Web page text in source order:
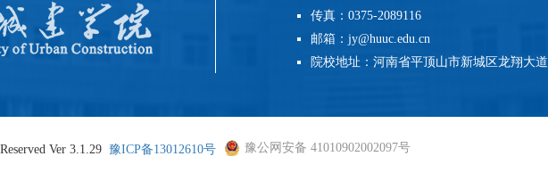
传真：0375-2089116
邮箱：jy@huuc.edu.cn
院校地址：河南省平顶山市新城区龙翔大道
Ver 3.1.29 豫ICP备13012610号 豫公网安备 41010902002097号